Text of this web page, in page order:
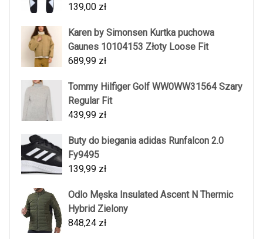
139,00 zł
Karen by Simonsen Kurtka puchowa
Gaunes 10104153 Złoty Loose Fit
689,99 zł
Tommy Hilfiger Golf WW0WW31564 Szary
Regular Fit
439,99 zł
Buty do biegania adidas Runfalcon 2.0
Fy9495
139,99 zł
Odlo Męska Insulated Ascent N Thermic
Hybrid Zielony
848,24 zł